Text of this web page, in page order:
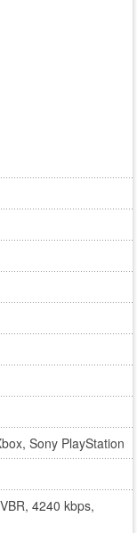
Sony PlayStation
4240 kbps,